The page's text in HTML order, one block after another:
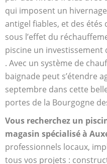
qui imposent un
antigel fiables, et des étés
sous l’effet du
piscine un
. Avec un système de
baignade peut s’étendre
septembre dans cette
portes de la Bourgogne
Vous recherchez un
magasin spécialisé à
professionnels locaux,
tous vos projets :